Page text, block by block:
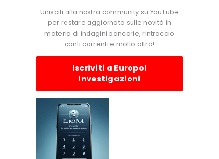
Unisciti alla nostra community su YouTube
per restare aggiornato sulle novità in
materia di indagini bancarie, rintraccio
conti correnti e molto altro!
Iscriviti a Europol
Investigazioni